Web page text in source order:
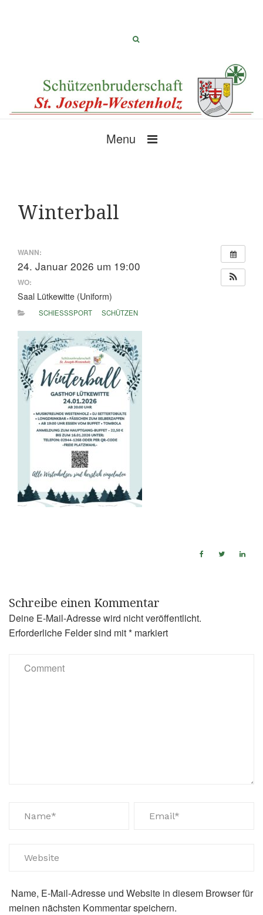
Menu
Winterball
WANN:
24. Januar 2026 um 19:00
WO:
Saal Lütkewitte (Uniform)
SCHIESSSPORT SCHÜTZEN
Schreibe einen Kommentar
Deine E-Mail-Adresse wird nicht veröffentlicht.
Erforderliche Felder sind mit* markiert
Name, E-Mail-Adresse und Website in diesem Browser für
meinen nächsten Kommentar speichern.